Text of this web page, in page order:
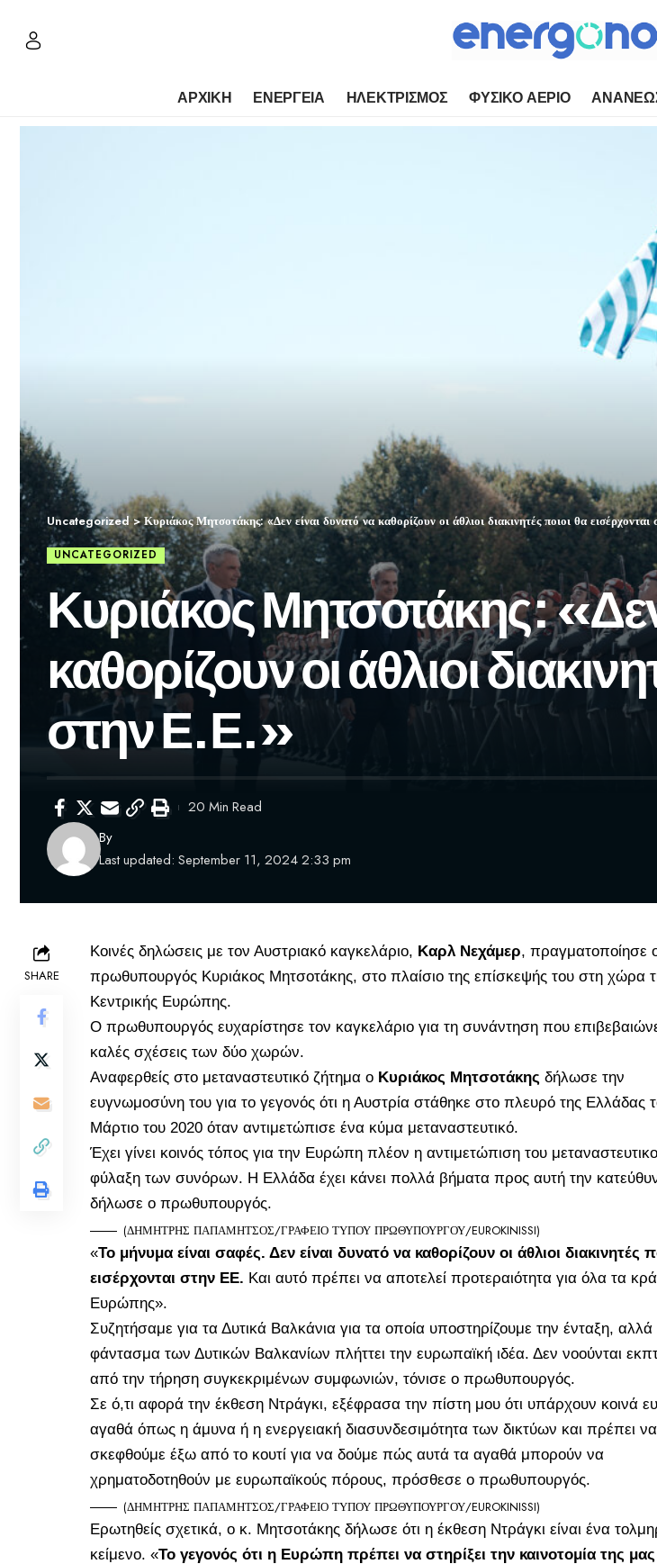
ΑΡΧΙΚΗ ΕΝΕΡΓΕΙΑ ΗΛΕΚΤΡΙΣΜΟΣ ΦΥΣΙΚΟ ΑΕΡΙΟ
Uncategorized>Κυριάκος Μητσοτάκης: «Δεν είναι δυνατό να καθορίζουν οι άθλιοι διακινητές ποιοι θα
UNCATEGORIZED
Κυριάκος Μητσοτάκης:
καθορίζουν οι άθλιοι
στην Ε.Ε.»
Last updated: September 11, 2024 2:33 pm
By
20 Min Read
SHARE
Κοινές δηλώσεις με τον Αυστριακό καγκελάριο, Καρλ Νεχάμερ, πραγματοποίησε
πρωθυπουργός Κυριάκος Μητσοτάκης, στο πλαίσιο της επίσκεψής του στη χώρα
Κεντρικής Ευρώπης.
Ο πρωθυπουργός ευχαρίστησε τον καγκελάριο για τη συνάντηση που
καλές σχέσεις των δύο χωρών.
Αναφερθείς στο μεταναστευτικό ζήτημα ο Κυριάκος Μητσοτάκης δήλωσε την
ευγνωμοσύνη του για το γεγονός ότι η Αυστρία στάθηκε στο πλευρό της Ελλάδας
Μάρτιο του 2020 όταν αντιμετώπισε ένα κύμα μεταναστευτικό.
Έχει γίνει κοινός τόπος για την Ευρώπη πλέον η αντιμετώπιση του
φύλαξη των συνόρων. Η Ελλάδα έχει κάνει πολλά βήματα προς αυτή την
δήλωσε ο πρωθυπουργός.
(ΔΗΜΗΤΡΗΣ ΠΑΠΑΜΗΤΣΟΣ/ΓΡΑΦΕΙΟ ΤΥΠΟΥ ΠΡΩΘΥΠΟΥΡΓΟΥ/EUROKINISSI)
«Το μήνυμα είναι σαφές. Δεν είναι δυνατό να καθορίζουν οι άθλιοι διακινητές
εισέρχονται στην ΕΕ. Και αυτό πρέπει να αποτελεί προτεραιότητα για όλα τα
Ευρώπης».
Συζητήσαμε για τα Δυτικά Βαλκάνια για τα οποία υποστηρίζουμε την ένταξη, αλλά
φάντασμα των Δυτικών Βαλκανίων πλήττει την ευρωπαϊκή ιδέα. Δεν νοούνται
από την τήρηση συγκεκριμένων συμφωνιών, τόνισε ο πρωθυπουργός.
Σε ό,τι αφορά την έκθεση Ντράγκι, εξέφρασα την πίστη μου ότι υπάρχουν κοινά
αγαθά όπως η άμυνα ή η ενεργειακή διασυνδεσιμότητα των δικτύων και πρέπει να
σκεφθούμε έξω από το κουτί για να δούμε πώς αυτά τα αγαθά μπορούν να
χρηματοδοτηθούν με ευρωπαϊκούς πόρους, πρόσθεσε ο πρωθυπουργός.
(ΔΗΜΗΤΡΗΣ ΠΑΠΑΜΗΤΣΟΣ/ΓΡΑΦΕΙΟ ΤΥΠΟΥ ΠΡΩΘΥΠΟΥΡΓΟΥ/EUROKINISSI)
Ερωτηθείς σχετικά, ο κ. Μητσοτάκης δήλωσε ότι η έκθεση Ντράγκι είναι ένα
κείμενο. «Το γεγονός ότι η Ευρώπη πρέπει να στηρίξει την καινοτομία της μας